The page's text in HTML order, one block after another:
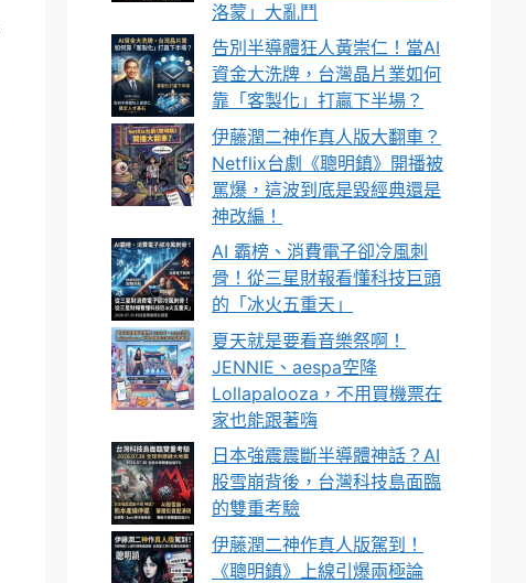
洛蒙」大亂鬥
告別半導體狂人黃崇仁！當AI
資金大洗牌，台灣晶片業如何
靠「客製化」打贏下半場？
伊藤潤二神作真人版大翻車？
Netflix台劇《聰明鎮》開播被
罵爆，這波到底是毀經典還是
神改編！
AI 霸榜、消費電子卻冷風刺
骨！從三星財報看懂科技巨頭
的「冰火五重天」
夏天就是要看音樂祭啊！
JENNIE、aespa空降
Lollapalooza，不用買機票在
家也能跟著嗨
日本強震震斷半導體神話？AI
股雪崩背後，台灣科技島面臨
的雙重考驗
伊藤潤二神作真人版駕到！
《聰明鎮》上線引爆兩極論